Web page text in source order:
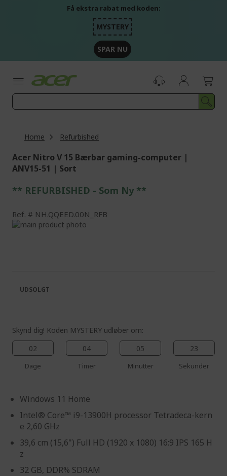
Få ekstra rabat med koden:
MYSTERY
SPAR NU
Home Refurbished
Acer Nitro V 15 Bærbar gaming-computer |
ANV15-51 | Sort
** REFURBISHED - Som Ny **
Ref. NH.QQEED.00N_RFB
Skip
images
gallery
the
images
Skynd dig! Koden MYSTERY udløber om:
02
Dage
04
Timer
05
Minutter
23
Sekunder
Windows 11 Home
Intel® Core™ i9-13900H processor Tetradeca-kern
e 2,60 GHz
39,6 cm (15,6") Full HD (1920 x 1080) 16:9 IPS 165 H
z
32 GB, DDR% SDRAM
UDSOLGT